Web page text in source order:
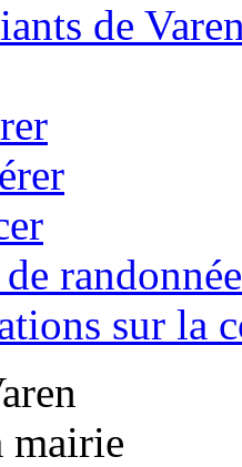
de
randonnée
sur la
mairie